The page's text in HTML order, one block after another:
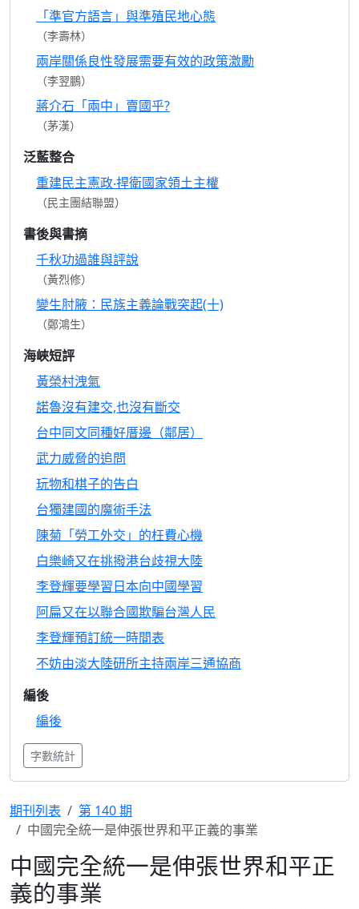
「準官方語言」與準殖民地心態
（李壽林）
兩岸關係良性發展需要有效的政策激勵
（李翌鵬）
蔣介石「兩中」賣國乎?
（茅漢）
泛藍整合
重建民主憲政‧捍衛國家領土主權
（民主團結聯盟）
書後與書摘
千秋功過誰與評說
（黃烈修）
變生肘腋：民族主義論戰突起(十)
（鄭鴻生）
海峽短評
黃榮村洩氣
諾魯沒有建交,也沒有斷交
台中同文同種好厝邊（鄰居）
武力威脅的追問
玩物和棋子的告白
台獨建國的魔術手法
陳菊「勞工外交」的枉費心機
白樂崎又在挑撥港台歧視大陸
李登輝要學習日本向中國學習
阿扁又在以聯合國欺騙台灣人民
李登輝預訂統一時間表
不妨由淡大陸研所主持兩岸三通協商
編後
編後
字數統計
期刊列表
第 140 期
中國完全統一是伸張世界和平正義的事業
中國完全統一是伸張世界和平正
義的事業